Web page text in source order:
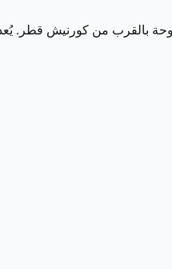
ويتكون من 51 طابقًا. يضم أكثر من 25 مصعدًا عالي السرعة. يقع في